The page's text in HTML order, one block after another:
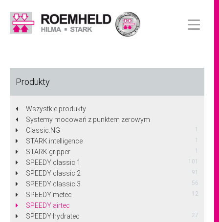
Produkty
Wszystkie produkty
Systemy mocowań z punktem zerowym
Classic.NG
1
STARK.intelligence 1
STARK.gripper 1
SPEEDY classic 1 101
SPEEDY classic 2 91
SPEEDY classic 3 56
SPEEDY metec 12
SPEEDY airtec
SPEEDY hydratec
27